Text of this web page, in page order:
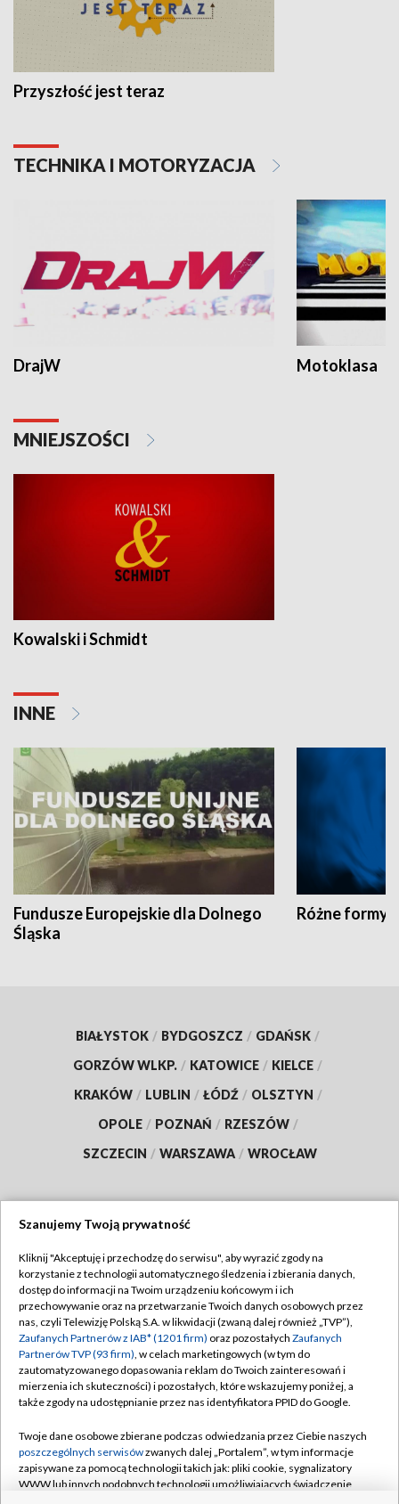
Przyszłość jest teraz
TECHNIKA I MOTORYZACJA
DrajW Motoklasa
MNIEJSZOŚCI
Kowalski i Schmidt
INNE
Fundusze Europejskie dla Dolnego
Śląska
Różne formy
BIAŁYSTOK / BYDGOSZCZ / GDAŃSK /
GORZÓW WLKP. / KATOWICE / KIELCE /
KRAKÓW / LUBLIN / ŁÓDŹ / OLSZTYN /
OPOLE / POZNAŃ / RZESZÓW /
SZCZECIN / WARSZAWA / WROCŁAW
TVP
Abonament TVP
Emisja w TVP
Centrum informacji TVP
Naziemna Telewizja Cyfrowa
Rada Programowa
System NOS
Regulamin TVP
Polityka prywatności
Moje zgody
Pomoc
Kontakt
Szanujemy Twoją prywatność
Kliknij "Akceptuję i przechodzę do serwisu", aby wyrazić zgody na
korzystanie z technologii automatycznego śledzenia i zbierania danych,
dostęp do informacji na Twoim urządzeniu końcowym i ich
przechowywanie oraz na przetwarzanie Twoich danych osobowych przez
nas, czyli Telewizję Polską S.A. w likwidacji (zwaną dalej również „TVP”),
Zaufanych Partnerów z IAB* (1201 firm) oraz pozostałych Zaufanych
Partnerów TVP (93 firm), w celach marketingowych (w tym do
zautomatyzowanego dopasowania reklam do Twoich zainteresowań i
mierzenia ich skuteczności) i pozostałych, które wskazujemy poniżej, a
także zgody na udostępnianie przez nas identyfikatora PPID do Google.
Twoje dane osobowe zbierane podczas odwiedzania przez Ciebie naszych
poszczególnych serwisówzwanych dalej „Portalem”, w tym informacje
zapisywane za pomocą technologii takich jak: pliki cookie, sygnalizatory
WWW lub innych podobnych technologii umożliwiających świadczenie